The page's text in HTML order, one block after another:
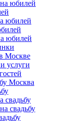
юбилей
юбилей
юбилей
Москве
услуги
Москва
свадьбу
свадьбу